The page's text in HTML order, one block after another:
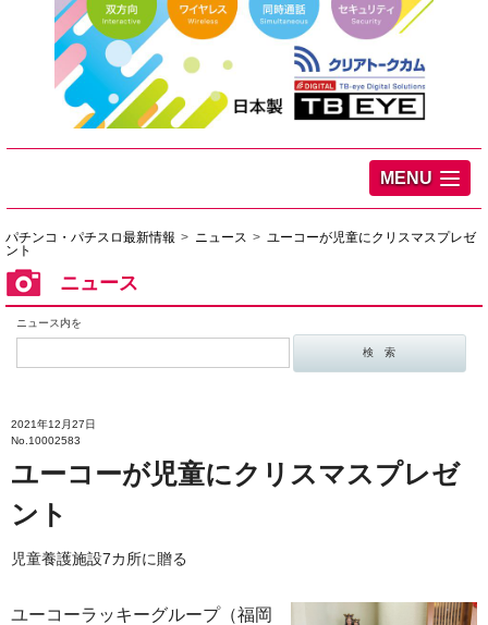
MENU
パチンコ・パチスロ最新情報 ニュース
ユーコーが児童にクリスマスプレゼ
ント
ニュース
ニュース内を
2021年12月27日
No.10002583
ユーコーが児童にクリスマスプレゼ
ント
児童養護施設7カ所に贈る
ユーコーラッキーグループ（福岡